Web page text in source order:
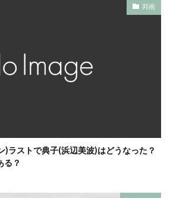
邦画
)ラストで典子(浜辺美波)はどうなった？
る？